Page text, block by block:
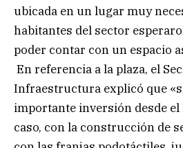
ubicada en un lugar muy
habitantes del sector
poder contar con un espacio
En referencia a la plaza, el
Infraestructura explicó que
importante inversión desde
caso, con la construcción de